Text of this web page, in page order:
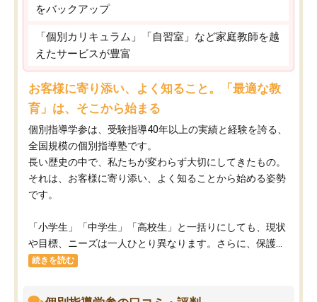
をバックアップ
「個別カリキュラム」「自習室」など家庭教師を越
えたサービスが豊富
お客様に寄り添い、よく知ること。「最適な教
育」は、そこから始まる
個別指導学参は、受験指導40年以上の実績と経験を誇る、
全国規模の個別指導塾です。
長い歴史の中で、私たちが変わらず大切にしてきたもの。
それは、お客様に寄り添い、よく知ることから始める姿勢
です。
「小学生」「中学生」「高校生」と一括りにしても、現状
や目標、ニーズは一人ひとり異なります。さらに、保護...
続きを読む